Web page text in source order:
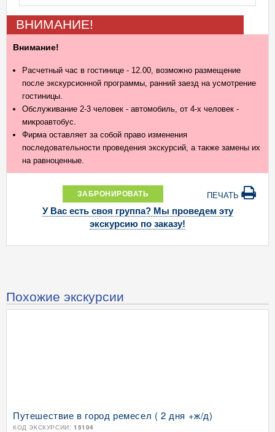
ВНИМАНИЕ!
Внимание!
Расчетный час в гостинице - 12.00, возможно размещение
после экскурсионной программы, ранний заезд на усмотрение
гостиницы.
Обслуживание 2-3 человек - автомобиль, от 4-х человек -
микроавтобус.
Фирма оставляет за собой право изменения
последовательности проведения экскурсий, а также замены их
на равноценные.
ЗАБРОНИРОВАТЬ ПЕЧАТЬ
У Вас есть своя группа? Мы проведем эту
экскурсию по заказу!
Похожие экскурсии
Путешествие в город ремесел ( 2 дня +ж/д)
КОД ЭКСКУРСИИ: 15104